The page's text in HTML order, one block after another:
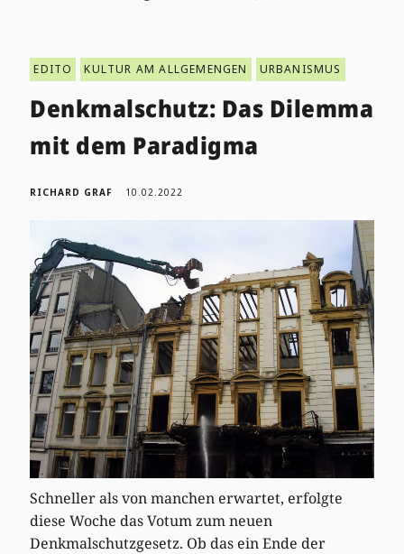
EDITO KULTUR AM ALLGEMENGEN URBANISMUS
Denkmalschutz: Das Dilemma
mit dem Paradigma
RICHARD GRAF 10.02.2022
Schneller als von manchen erwartet, erfolgte
diese Woche das Votum zum neuen
Denkmalschutzgesetz. Ob das ein Ende der